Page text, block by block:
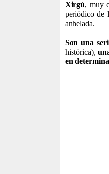
Xirgú, muy
periódico de
anhelada.
Son una
histórica),
en